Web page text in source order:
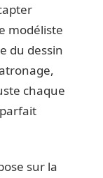
modéliste
du dessin
chaque
sur la